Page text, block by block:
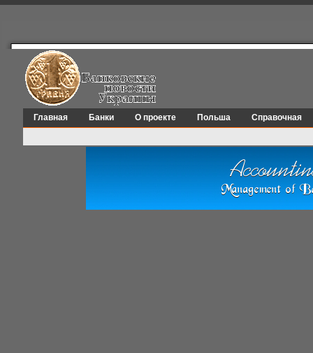
Главная Банки О проекте Польша Справочная